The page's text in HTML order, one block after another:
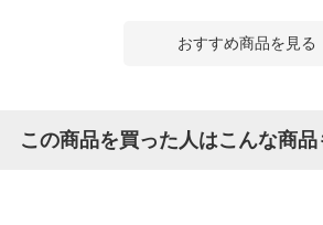
おすすめ商品を見る
この商品を買った人はこんな商